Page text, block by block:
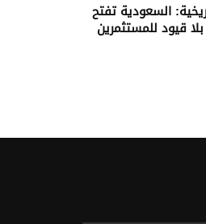
السعودية تفتح
قيود للمستثمرين